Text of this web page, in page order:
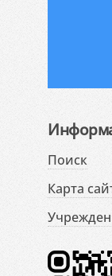
Поиск
Карта